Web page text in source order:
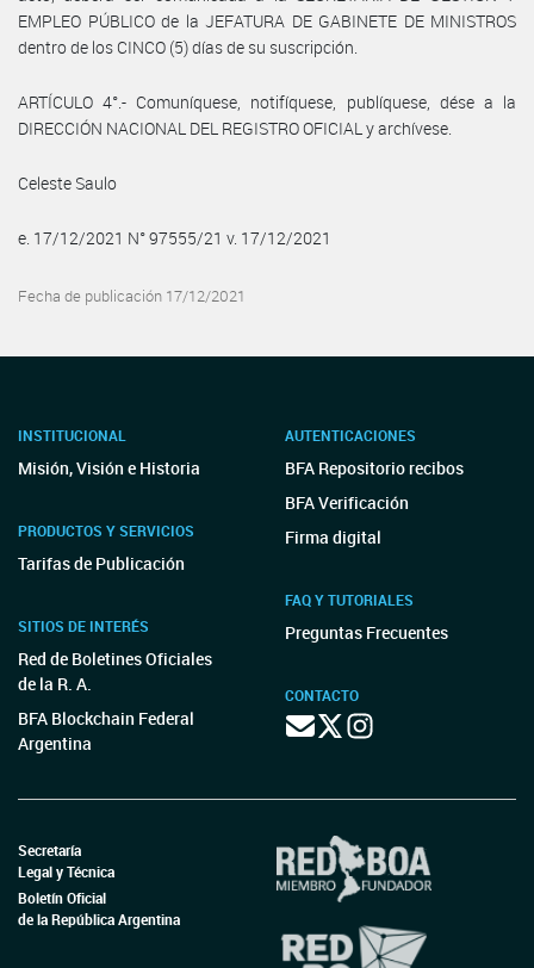
EMPLEO PÚBLICO de la JEFATURA DE GABINETE DE MINISTROS
dentro de los CINCO (5) días de su suscripción.
ARTÍCULO 4°.- Comuníquese, notifíquese, publíquese, dése a la
DIRECCIÓN NACIONAL DEL REGISTRO OFICIAL y archívese.
Celeste Saulo
e. 17/12/2021 N° 97555/21 v. 17/12/2021
Fecha de publicación 17/12/2021
INSTITUCIONAL
Misión, Visión e Historia
PRODUCTOS Y SERVICIOS
Tarifas de Publicación
SITIOS DE INTERÉS
Red de Boletines Oficiales
de la R. A.
BFA Blockchain Federal
Argentina
AUTENTICACIONES
BFA Repositorio recibos
BFA Verificación
Firma digital
FAQ Y TUTORIALES
Preguntas Frecuentes
CONTACTO
Secretaría
Legal y Técnica
Boletín Oficial
de la República Argentina